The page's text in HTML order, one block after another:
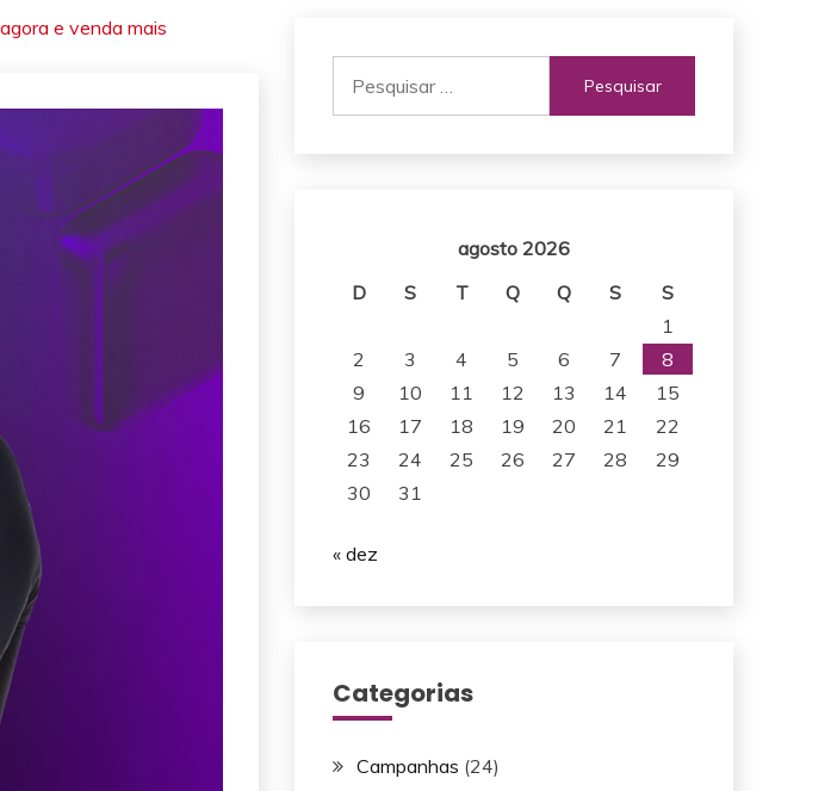
e venda mais
por:
agosto 2026
D
S T Q Q S
S
1
2
3 4 5 6 7
8
9
10 11 12 13 14
15
16
17 18 19 20 21
22
23
24 25 26 27 28
29
30
31
« dez
Categorias
Campanhas (24)